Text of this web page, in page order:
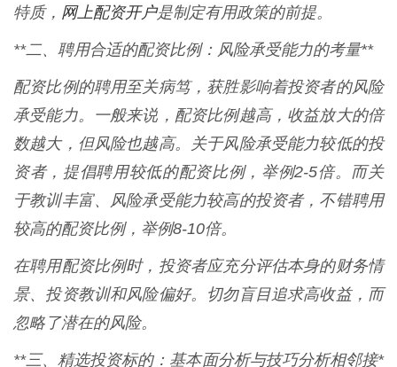
特质， 网上配资开户是制定有用政策的前提。
**二、聘用合适的配资比例：风险承受能力的考量**
配资比例的聘用至关病笃，获胜影响着投资者的风险
承受能力。一般来说，配资比例越高，收益放大的倍
数越大，但风险也越高。关于风险承受能力较低的投
资者，提倡聘用较低的配资比例，举例2-5倍。而关
于教训丰富、风险承受能力较高的投资者，不错聘用
较高的配资比例，举例8-10倍。
在聘用配资比例时，投资者应充分评估本身的财务情
景、投资教训和风险偏好。切勿盲目追求高收益，而
忽略了潜在的风险。
**三、精选投资标的：基本面分析与技巧分析相邻接*